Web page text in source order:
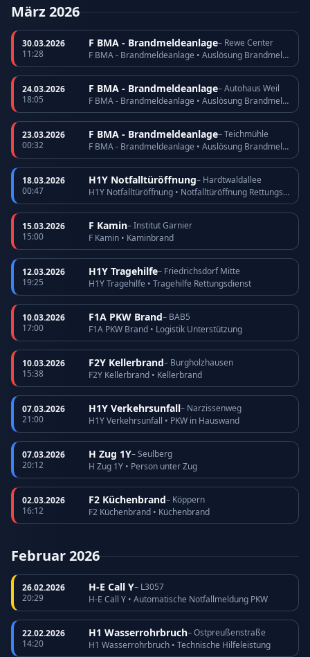
März 2026
30.03.2026
11:28
F BMA - Brandmeldeanlage– Rewe Center
F BMA - Brandmeldeanlage • Auslösung Brandmeldeanlage
24.03.2026
18:05
F BMA - Brandmeldeanlage– Autohaus Weil
F BMA - Brandmeldeanlage • Auslösung Brandmeldeanlage
23.03.2026
00:32
F BMA - Brandmeldeanlage– Teichmühle
F BMA - Brandmeldeanlage • Auslösung Brandmeldeanlage
18.03.2026
00:47
H1Y Notfalltüröffnung– Hardtwaldallee
H1Y Notfalltüröffnung • Notfalltüröffnung Rettungsdienst
15.03.2026
15:00
F Kamin– Institut Garnier
F Kamin • Kaminbrand
12.03.2026
19:25
H1Y Tragehilfe– Friedrichsdorf Mitte
H1Y Tragehilfe • Tragehilfe Rettungsdienst
10.03.2026
17:00
F1A PKW Brand– BAB5
F1A PKW Brand • Logistik Unterstützung
10.03.2026
15:38
F2Y Kellerbrand– Burgholzhausen
F2Y Kellerbrand • Kellerbrand
07.03.2026
21:00
H1Y Verkehrsunfall– Narzissenweg
H1Y Verkehrsunfall • PKW in Hauswand
07.03.2026
20:12
H Zug 1Y– Seulberg
H Zug 1Y • Person unter Zug
02.03.2026
16:12
F2 Küchenbrand– Köppern
F2 Küchenbrand • Küchenbrand
Februar 2026
26.02.2026
20:29
H-E Call Y– L3057
H-E Call Y • Automatische Notfallmeldung PKW
22.02.2026
14:20
H1 Wasserrohrbruch– Ostpreußenstraße
H1 Wasserrohrbruch • Technische Hilfeleistung